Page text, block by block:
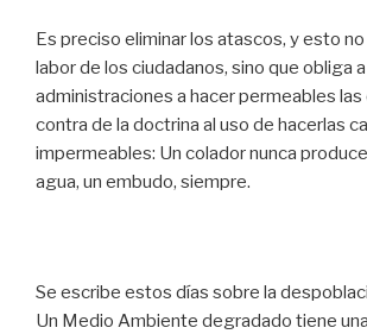
Es preciso eliminar los atascos, y esto
labor de los ciudadanos, sino que obliga
administraciones a hacer permeables las
contra de la doctrina al uso de hacerlas
impermeables: Un colador nunca
agua, un embudo, siempre.
Se escribe estos días sobre la
Un Medio Ambiente degradado tiene